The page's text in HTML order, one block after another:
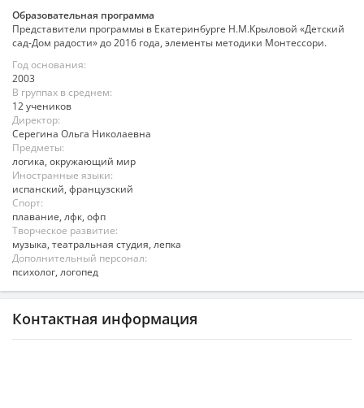
Образовательная программа
Представители программы в Екатеринбурге Н.М.Крыловой «Детский
сад-Дом радости» до 2016 года, элементы методики Монтессори.
Год основания:
2003
В группах в среднем:
12 учеников
Директор:
Серегина Ольга Николаевна
Предметы:
логика, окружающий мир
Иностранные языки:
испанский, французский
Спорт:
плавание, лфк, офп
Творческое развитие:
музыка, театральная студия, лепка
Дополнительный персонал:
психолог, логопед
Контактная информация